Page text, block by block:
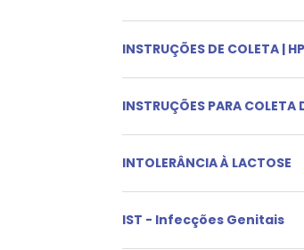
INSTRUÇÕES DE COLETA |
INSTRUÇÕES PARA
INTOLERÂNCIA À LACTOSE
IST - Infecções Genitais